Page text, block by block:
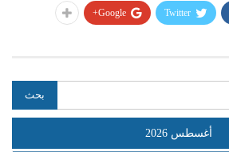
Twitter
Google+
أغسطس 2026